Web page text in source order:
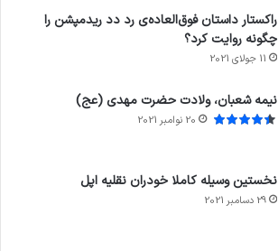
راکستار داستان فوق‌العاده‌ی رد دد ریدمپشن را
چگونه روایت کرد؟
11 جولای 2021
نیمه شعبان، ولادت حضرت مهدی (عج)
20 نوامبر 2021
نخستین وسیله کاملا خودران نقلیه اپل
29 دسامبر 2021